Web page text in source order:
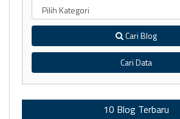
Cari Blog
Cari Data
10 Blog Terbaru